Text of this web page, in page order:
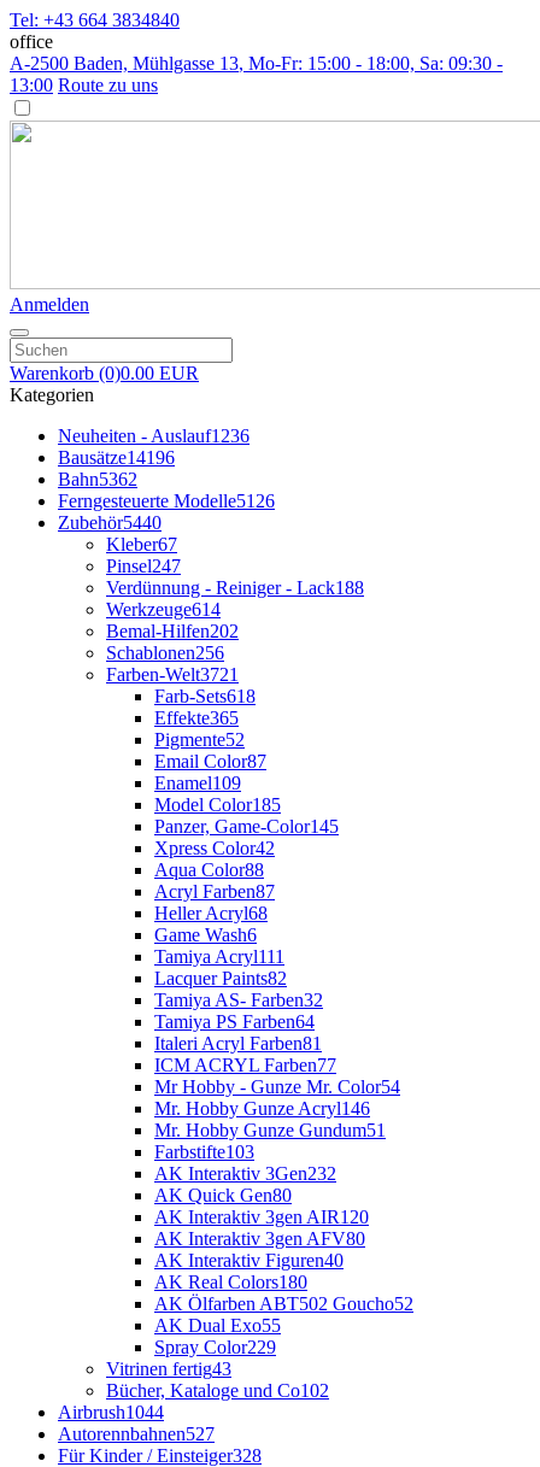
Tel: +43 664 3834840
office
A-2500 Baden, Mühlgasse 13, Mo-Fr: 15:00 - 18:00, Sa: 09:30 -
13:00 Route zu uns
Anmelden
Warenkorb (0)0.00 EUR
Kategorien
Neuheiten - Auslauf1236
Bausätze14196
Bahn5362
Ferngesteuerte Modelle5126
Zubehör5440
Kleber67
Pinsel247
Verdünnung - Reiniger - Lack188
Werkzeuge614
Bemal-Hilfen202
Schablonen256
Farben-Welt3721
Farb-Sets618
Effekte365
Pigmente52
Email Color87
Enamel109
Model Color185
Panzer, Game-Color145
Xpress Color42
Aqua Color88
Acryl Farben87
Heller Acryl68
Game Wash6
Tamiya Acryl111
Lacquer Paints82
Tamiya AS- Farben32
Tamiya PS Farben64
Italeri Acryl Farben81
ICM ACRYL Farben77
Mr Hobby - Gunze Mr. Color54
Mr. Hobby Gunze Acryl146
Mr. Hobby Gunze Gundum51
Farbstifte103
AK Interaktiv 3Gen232
AK Quick Gen80
AK Interaktiv 3gen AIR120
AK Interaktiv 3gen AFV80
AK Interaktiv Figuren40
AK Real Colors180
AK Ölfarben ABT502 Goucho52
AK Dual Exo55
Spray Color229
Vitrinen fertig43
Bücher, Kataloge und Co102
Airbrush1044
Autorennbahnen527
Für Kinder / Einsteiger328